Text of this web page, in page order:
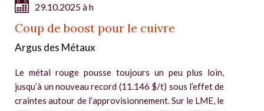
29.10.2025 à h
Coup de boost pour le cuivre
Argus des Métaux
Le métal rouge pousse toujours un peu plus loin,
jusqu’à un nouveau record (11.146 $/t) sous l’effet de
craintes autour de l’approvisionnement. Sur le LME, le